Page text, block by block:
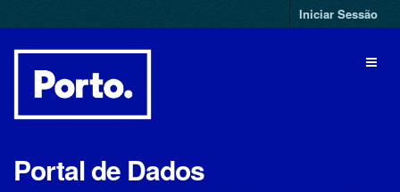
para
Iniciar Sessão
Portal de Dados